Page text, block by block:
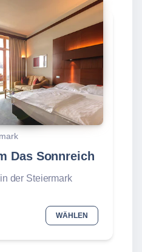
Das Sonnreich
der Steiermark
WÄHLEN